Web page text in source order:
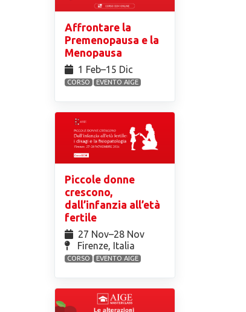
Affrontare la
Premenopausa e la
Menopausa
1 Feb⁠–15 Dic
CORSO EVENTO AIGE
Piccole donne
crescono,
dall’infanzia all’età
fertile
27 Nov⁠–28 Nov
Firenze, Italia
CORSO EVENTO AIGE